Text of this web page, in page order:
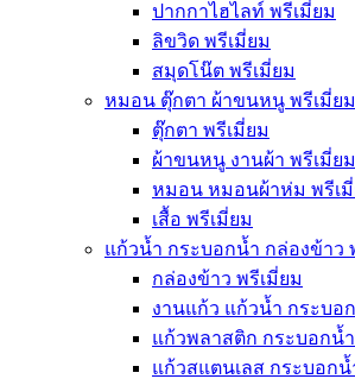
ปากกาไฮไลท์ พรีเมี่ยม
ลิขวิด พรีเมี่ยม
สมุดโน๊ต พรีเมี่ยม
หมอน ตุ๊กตา ผ้าขนหนู พรีเมี่ยม
ตุ๊กตา พรีเมี่ยม
ผ้าขนหนู งานผ้า พรีเมี่ยม
หมอน หมอนผ้าห่ม พรีเ
เสื้อ พรีเมี่ยม
แก้วน้ำ กระบอกน้ำ กล่องข้าว
กล่องข้าว พรีเมี่ยม
งานแก้ว แก้วน้ำ กระบอ
แก้วพลาสติก กระบอกน้
แก้วสแตนเลส กระบอกน้